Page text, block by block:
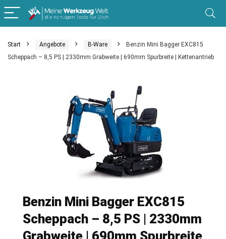
Start Angebote B-Ware
Benzin Mini Bagger EXC815
Scheppach – 8,5 PS | 2330mm Grabweite | 690mm Spurbreite | Kettenantrieb
Benzin Mini Bagger EXC815
Scheppach – 8,5 PS | 2330mm
Grabweite | 690mm Spurbreite